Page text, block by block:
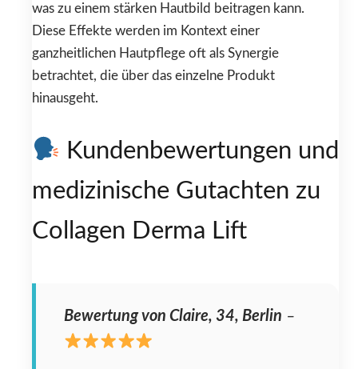
was zu einem stärken Hautbild beitragen kann.
Diese Effekte werden im Kontext einer
ganzheitlichen Hautpflege oft als Synergie
betrachtet, die über das einzelne Produkt
hinausgeht.
Kundenbewertungen und
medizinische Gutachten zu
Collagen Derma Lift
Bewertung von Claire, 34, Berlin –